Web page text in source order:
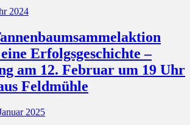
2024
Erfolgsgeschichte –
am 12. Februar um 19 Uhr
Feldmühle
2025